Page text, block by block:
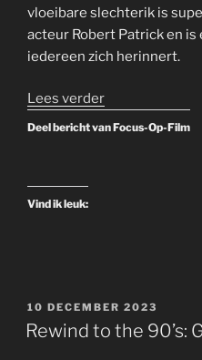
vloeibare slechterik is
acteur Robert Patrick en
iedereen zich herinnert.
Lees verder“Rewind
to
Netflix”
Deel bericht van Focus-Op-Film
Vind ik leuk:
GEPLAATST
OP
10 DECEMBER 2023
Rewind to the 90’s: